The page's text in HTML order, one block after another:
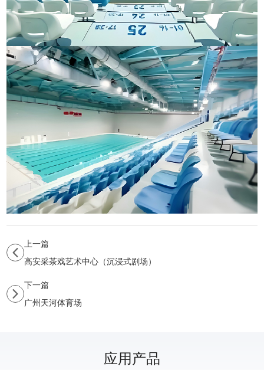
上一篇
高安采茶戏艺术中心（沉浸式剧场）
下一篇
广州天河体育场
应用产品